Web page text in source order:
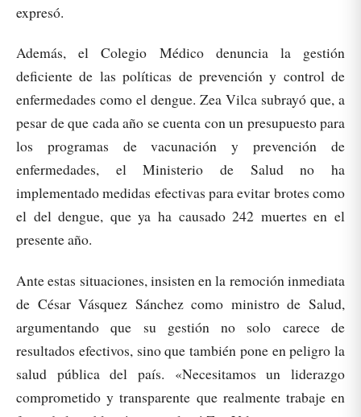
expresó.
Además, el Colegio Médico denuncia la gestión
deficiente de las políticas de prevención y control de
enfermedades como el dengue. Zea Vilca subrayó que, a
pesar de que cada año se cuenta con un presupuesto para
los programas de vacunación y prevención de
enfermedades, el Ministerio de Salud no ha
implementado medidas efectivas para evitar brotes como
el del dengue, que ya ha causado 242 muertes en el
presente año.
Ante estas situaciones, insisten en la remoción inmediata
de César Vásquez Sánchez como ministro de Salud,
argumentando que su gestión no solo carece de
resultados efectivos, sino que también pone en peligro la
salud pública del país. «Necesitamos un liderazgo
comprometido y transparente que realmente trabaje en